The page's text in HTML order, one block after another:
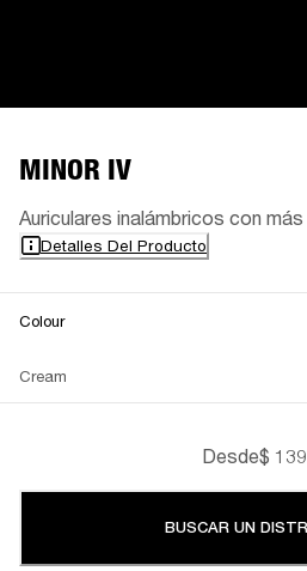
MINOR IV
Auriculares inalámbricos con
Detalles Del Producto
Colour
Cream
Desde$
BUSCAR UN